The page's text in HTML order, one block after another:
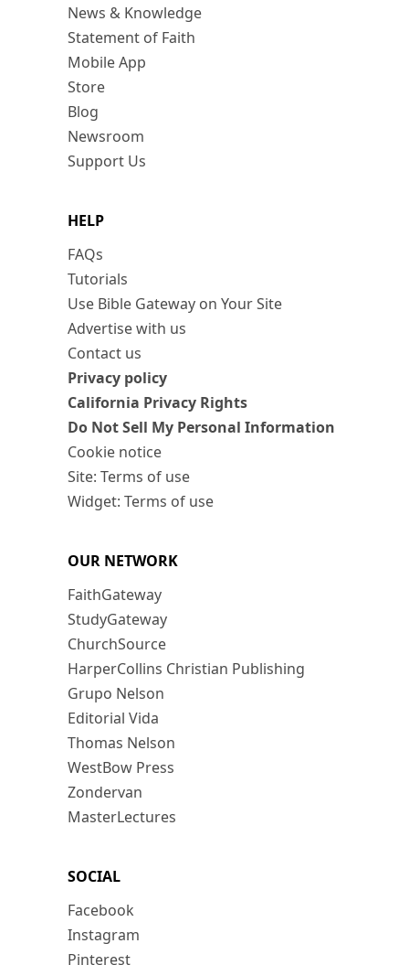
News & Knowledge
Statement of Faith
Mobile App
Store
Blog
Newsroom
Support Us
HELP
FAQs
Tutorials
Use Bible Gateway on Your Site
Advertise with us
Contact us
Privacy policy
California Privacy Rights
Do Not Sell My Personal Information
Cookie notice
Site: Terms of use
Widget: Terms of use
OUR NETWORK
FaithGateway
StudyGateway
ChurchSource
HarperCollins Christian Publishing
Grupo Nelson
Editorial Vida
Thomas Nelson
WestBow Press
Zondervan
MasterLectures
SOCIAL
Facebook
Instagram
Pinterest